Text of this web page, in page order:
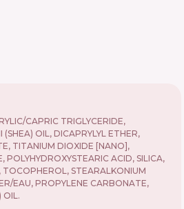
CAPRIC TRIGLYCERIDE,
OIL, DICAPRYLYL ETHER,
TITANIUM DIOXIDE [NANO],
POLYHYDROXYSTEARIC ACID, SILICA,
TOCOPHEROL, STEARALKONIUM
EAU, PROPYLENE CARBONATE,
OIL.